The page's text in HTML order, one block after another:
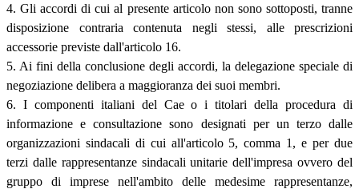
4. Gli accordi di cui al presente articolo non sono sottoposti, tranne
disposizione contraria contenuta negli stessi, alle prescrizioni
accessorie previste dall'articolo 16.
5. Ai fini della conclusione degli accordi, la delegazione speciale di
negoziazione delibera a maggioranza dei suoi membri.
6. I componenti italiani del Cae o i titolari della procedura di
informazione e consultazione sono designati per un terzo dalle
organizzazioni sindacali di cui all'articolo 5, comma 1, e per due
terzi dalle rappresentanze sindacali unitarie dell'impresa ovvero del
gruppo di imprese nell'ambito delle medesime rappresentanze,